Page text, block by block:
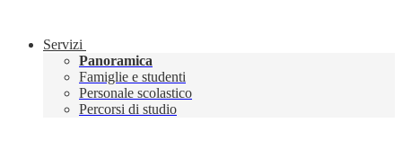
Servizi
Panoramica
Famiglie e studenti
Personale scolastico
Percorsi di studio